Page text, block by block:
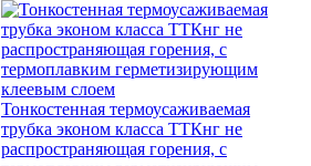
Тонкостенная термоусаживаемая
трубка эконом класса ТТКнг не
распространяющая горения, с